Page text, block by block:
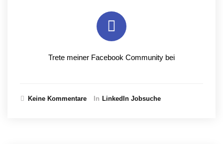
Trete meiner Facebook Community bei
Keine Kommentare In LinkedIn Jobsuche